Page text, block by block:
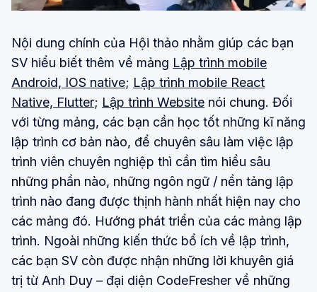
Nội dung chính của Hội thảo nhằm giúp các bạn
SV hiểu biết thêm về mảng Lập trình mobile
Android, IOS native; Lập trình mobile React
Native, Flutter; Lập trình Website nói chung. Đối
với từng mảng, các bạn cần học tốt những kĩ năng
lập trình cơ bản nào, để chuyên sâu làm việc lập
trình viên chuyên nghiệp thì cần tìm hiểu sâu
những phần nào, những ngôn ngữ / nền tảng lập
trình nào đang được thịnh hành nhất hiện nay cho
các mảng đó. Hướng phát triển của các mảng lập
trình. Ngoài những kiến thức bổ ích về lập trình,
các bạn SV còn được nhận những lời khuyên giá
trị từ Anh Duy – đại diện CodeFresher về những